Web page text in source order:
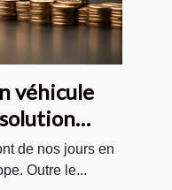
véhicule
de nos jours en
Outre le...